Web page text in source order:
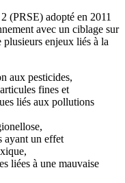
2 (PRSE) adopté en 2011
avec un ciblage sur
enjeux liés à la
aux pesticides,
fines et
liés aux pollutions
ayant un effet
liées à une mauvaise